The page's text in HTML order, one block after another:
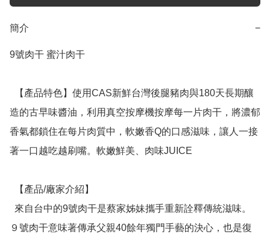
簡介 −
9號肉干 蜜汁肉干
造的古早味醬油，利用真空按摩機按摩每一片肉干，將濃郁
香氣都鎖住在每片肉質中，軟嫩香Q的口感滋味，讓人一接
著一口越吃越刷嘴。軟嫩鮮美、肉味JUICE
９號肉干意味著傳承父親40餘年獨門手藝的決心，也是復